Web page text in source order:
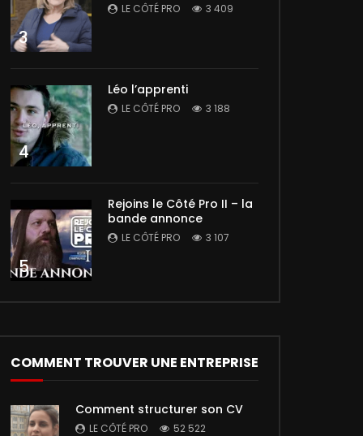
3
LE CÔTÉ PRO 3 409
4
Léo l’apprenti
LE CÔTÉ PRO 3 188
5
Rejoins le Côté Pro II – la
bande annonce
LE CÔTÉ PRO 3 107
COMMENT TROUVER UNE ENTREPRISE
Comment structurer son CV
LE CÔTÉ PRO 52 522